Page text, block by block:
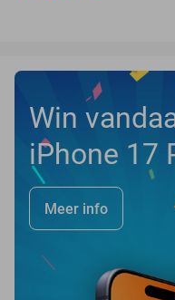
Win
iPhone 17
Meer info